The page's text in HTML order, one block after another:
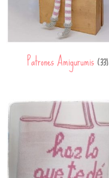
Patrones Amigurumis(33)